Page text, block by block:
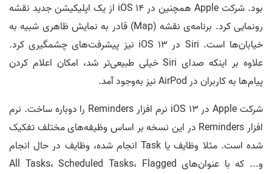
بود. شرکت Apple همچنین در iOS 14 از یک اپلیکیشن جدید نقشه
رونمایی کرد. برنامه‌ی نقشه (Map) قادر به نمایش ظاهری شبیه به
خیابان‌ها است. Siri در iOS 13 نیز پیشرفت‌های چشمگیری کرد.
علاوه بر اینکه صدای Siri خیلی طبیعی‌تر شد، امکان اعلام کردن
پیام‌ها به کاربران در AirPod نیز به‌وجود آمد.
شرکت Apple در iOS 13 نرم افزار Reminders را دوباره ساخت. نرم
افزار Reminders در این نسخه بر اساس وظیفه‌های مختلف تفکیک
شده است. مثلا وظایف یا Task انجام شده، وظایف در حال انجام
و... که با عنوان‌های All Tasks، Scheduled Tasks، Flagged